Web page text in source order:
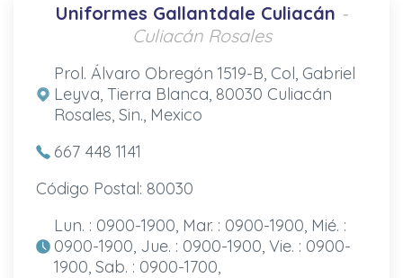
Uniformes Gallantdale Culiacán -
Culiacán Rosales
Prol. Álvaro Obregón 1519-B, Col, Gabriel
Leyva, Tierra Blanca, 80030 Culiacán
Rosales, Sin., Mexico
667 448 1141
Código Postal: 80030
Lun. : 0900-1900, Mar. : 0900-1900, Mié. :
0900-1900, Jue. : 0900-1900, Vie. : 0900-
1900, Sab. : 0900-1700,